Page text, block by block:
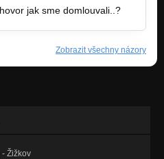
jak sme domlouvali..?
Zobrazit všechny názory
- Žižkov